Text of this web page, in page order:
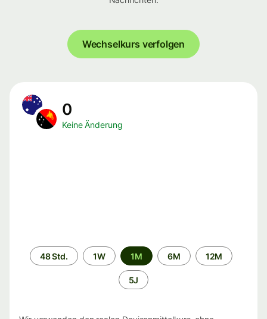
Wechselkurs verfolgen
0
Keine Änderung
Zeitraum
48 Std. 1W 1M 6M 12M
5J